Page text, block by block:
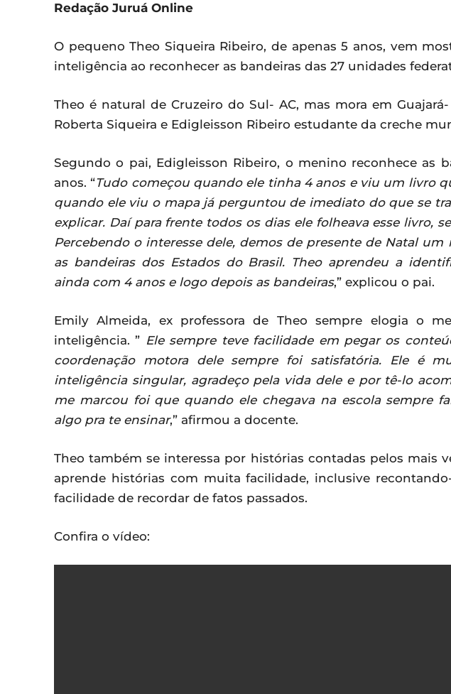
Redação Juruá Online
O pequeno Theo Siqueira Ribeiro, de apenas 5 anos, vem
inteligência ao reconhecer as bandeiras das 27 unidades
Theo é natural de Cruzeiro do Sul- AC, mas mora em
Roberta Siqueira e Edigleisson Ribeiro estudante da creche
Segundo o pai, Edigleisson Ribeiro, o menino reconhece as
anos. “Tudo começou quando ele tinha 4 anos e viu um livro
quando ele viu o mapa já perguntou de imediato do que se
explicar. Daí para frente todos os dias ele folheava esse livro,
Percebendo o interesse dele, demos de presente de Natal
as bandeiras dos Estados do Brasil. Theo aprendeu a
ainda com 4 anos e logo depois as bandeiras,” explicou o pai.
Emily Almeida, ex professora de Theo sempre elogia o
inteligência. ” Ele sempre teve facilidade em pegar os
coordenação motora dele sempre foi satisfatória. Ele é
inteligência singular, agradeço pela vida dele e por tê-lo
me marcou foi que quando ele chegava na escola sempre
algo pra te ensinar,” afirmou a docente.
Theo também se interessa por histórias contadas pelos mais
aprende histórias com muita facilidade, inclusive
facilidade de recordar de fatos passados.
Confira o vídeo: